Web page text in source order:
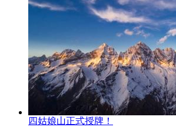
四姑娘山正式授牌！